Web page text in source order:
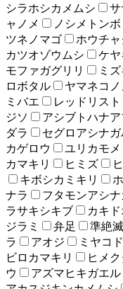
シラホシカメムシ
サ
ャノメ
ノシメトンボ
ツネノマゴ
ホウチャ
カツオゾウムシ
ケヤ
モファガグリリ
ミズ
ロボタル
ヤマネコノ
ミバエ
レッドリスト
ジソ
アシブトハナア
ダラ
セグロアシナガ
カゲロウ
ユリカモメ
カマキリ
ヒミズ
キボシカミキリ
ナラ
フタモンアシ
ラサキシキブ
カキ
ジラミ
弁足 準絶
ラ
アオジ ミヤコ
ビロカマキリ
ヒメ
ウ
アズマヒキガエル